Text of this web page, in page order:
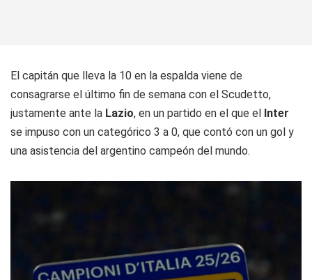
El capitán que lleva la 10 en la espalda viene de
consagrarse el último fin de semana con el Scudetto,
justamente ante la Lazio, en un partido en el que el Inter
se impuso con un categórico 3 a 0, que contó con un gol y
una asistencia del argentino campeón del mundo.